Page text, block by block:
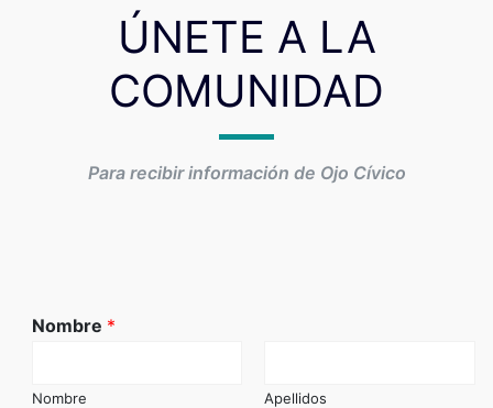
ÚNETE A LA
COMUNIDAD
Para recibir información de Ojo Cívico
Nombre *
Nombre Apellidos